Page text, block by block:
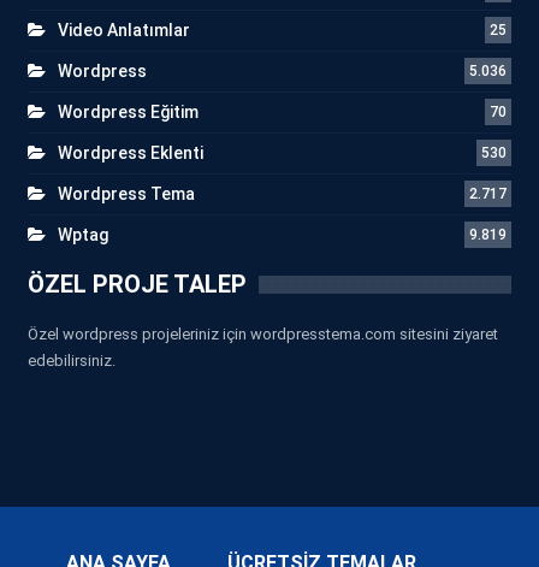
Video Anlatımlar 25
Wordpress 5.036
Wordpress Eğitim 70
Wordpress Eklenti 530
Wordpress Tema 2.717
Wptag 9.819
ÖZEL PROJE TALEP
Özel wordpress projeleriniz için wordpresstema.com sitesini ziyaret
edebilirsiniz.